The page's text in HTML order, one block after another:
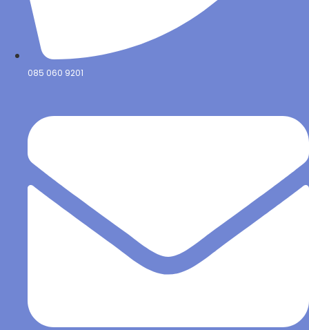
085 060 9201